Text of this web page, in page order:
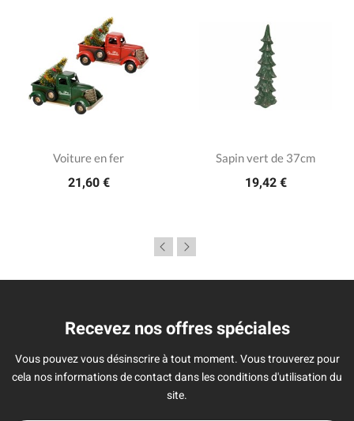
Voiture en fer
21,60 €
Sapin vert de 37cm
19,42 €
Recevez nos offres spéciales
Vous pouvez vous désinscrire à tout moment. Vous trouverez pour
cela nos informations de contact dans les conditions d'utilisation du
site.